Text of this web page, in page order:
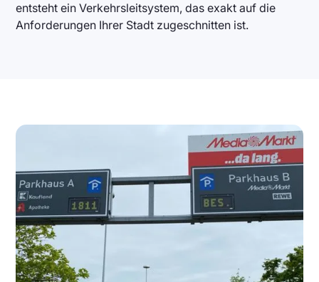
entsteht ein Verkehrsleitsystem, das exakt auf die
Anforderungen Ihrer Stadt zugeschnitten ist.